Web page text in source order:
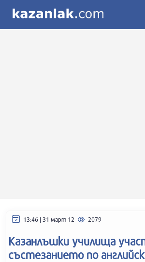
13:46 | 31 март 12 2079
Казанлъшки училища
състезанието по